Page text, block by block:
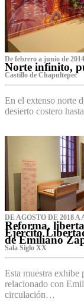
De febrero a junio de 2014
Norte infinito,
Castillo de Chapultepec
En el extenso norte
desierto costero
DE AGOSTO DE 2018 A
Reforma,
Ejército
de Emiliano
Sala Siglo XX
Esta muestra
relacionado con
circulación…